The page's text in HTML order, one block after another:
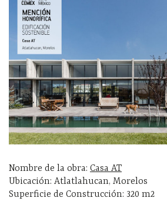
Nombre de la obra: Casa AT
Ubicación: Atlatlahucan, Morelos
Superficie de Construcción: 320 m2